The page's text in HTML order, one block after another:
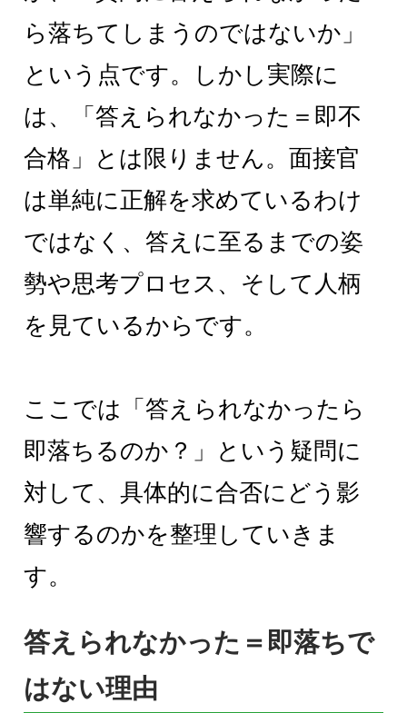
ら落ちてしまうのではないか」
という点です。しかし実際に
は、「答えられなかった＝即不
合格」とは限りません。面接官
は単純に正解を求めているわけ
ではなく、答えに至るまでの姿
勢や思考プロセス、そして人柄
を見ているからです。
ここでは「答えられなかったら
即落ちるのか？」という疑問に
対して、具体的に合否にどう影
響するのかを整理していきま
す。
答えられなかった＝即落ちで
はない理由